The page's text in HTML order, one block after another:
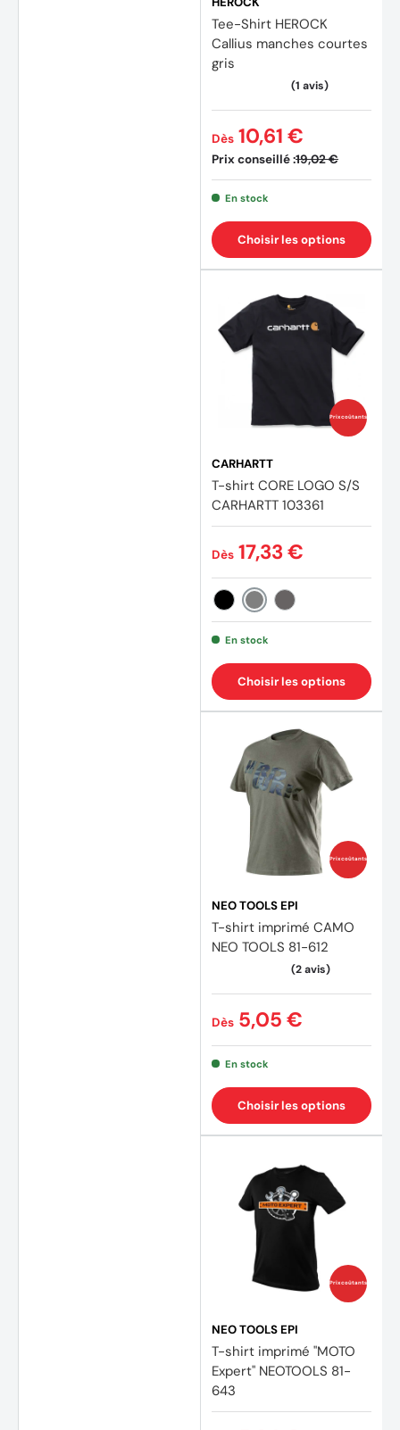
Tee-Shirt HEROCK
Callius manches courtes
gris
Prix conseillé :19,02 €
Dès 10,61 €
En stock
Choisir les options
Prix coûtants
CARHARTT
T-shirt CORE LOGO S/S
CARHARTT 103361
Dès 17,33 €
Noir GrisCharbon
En stock
Choisir les options
Prix coûtants
NEO TOOLS EPI
T-shirt imprimé CAMO
NEO TOOLS 81-612
Dès 5,05 €
En stock
Choisir les options
Prix coûtants
NEO TOOLS EPI
T-shirt imprimé "MOTO
Expert" NEOTOOLS 81-
643